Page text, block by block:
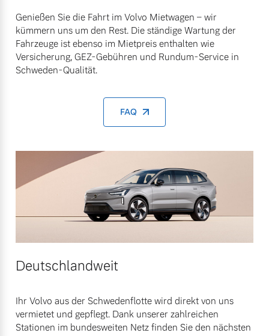
Genießen Sie die Fahrt im Volvo Mietwagen – wir
kümmern uns um den Rest. Die ständige Wartung der
Fahrzeuge ist ebenso im Mietpreis enthalten wie
Versicherung, GEZ-Gebühren und Rundum-Service in
Schweden-Qualität.
FAQ
Deutschlandweit
Ihr Volvo aus der Schwedenflotte wird direkt von uns
vermietet und gepflegt. Dank unserer zahlreichen
Stationen im bundesweiten Netz finden Sie den nächsten